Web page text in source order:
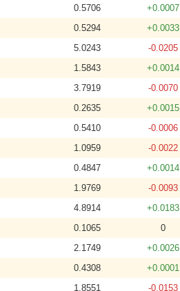
0.5706
+0.0007
0.5294
+0.0033
5.0243
-0.0205
1.5843
+0.0014
3.7919
-0.0070
0.2635
+0.0015
0.5410
-0.0006
1.0959
-0.0022
0.4847
+0.0014
1.9769
-0.0093
4.8914
+0.0183
0.1065
0
2.1749
+0.0026
0.4308
+0.0001
1.8551
-0.0153